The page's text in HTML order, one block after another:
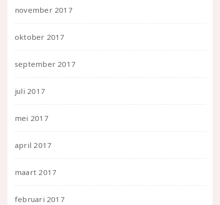
november 2017
oktober 2017
september 2017
juli 2017
mei 2017
april 2017
maart 2017
februari 2017